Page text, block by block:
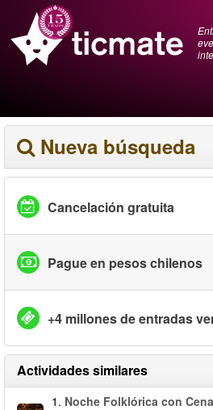
Nueva búsqueda
Cancelación gratuita
Pague en pesos chilenos
+4 millones de entradas
Actividades similares
1. Noche Folklórica con Cena